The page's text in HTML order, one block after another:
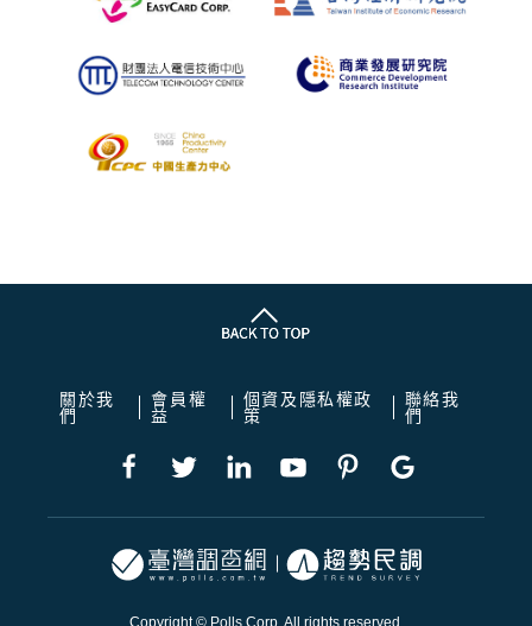
關於我
們
會員權
益
個資及隱私權政
策
聯絡我
們
Copyright © Polls Corp. All rights reserved.